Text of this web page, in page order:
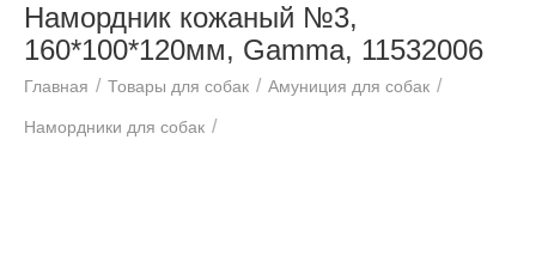
Намордник кожаный №3,
160*100*120мм, Gamma, 11532006
Главная / Товары для собак / Амуниция для собак /
Намордники для собак /